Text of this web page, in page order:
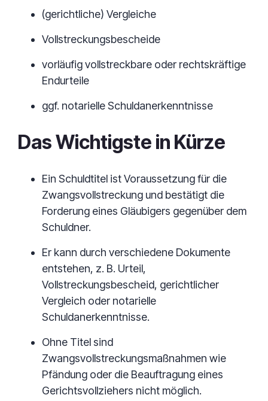
(gerichtliche) Vergleiche
Vollstreckungsbescheide
vorläufig vollstreckbare oder rechtskräftige
Endurteile
ggf. notarielle Schuldanerkenntnisse
Das Wichtigste in Kürze
Ein Schuldtitel ist Voraussetzung für die
Zwangsvollstreckung und bestätigt die
Forderung eines Gläubigers gegenüber dem
Schuldner.
Er kann durch verschiedene Dokumente
entstehen, z. B. Urteil,
Vollstreckungsbescheid, gerichtlicher
Vergleich oder notarielle
Schuldanerkenntnisse.
Ohne Titel sind
Zwangsvollstreckungsmaßnahmen wie
Pfändung oder die Beauftragung eines
Gerichtsvollziehers nicht möglich.